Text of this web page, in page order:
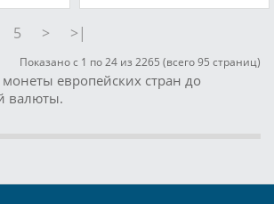
5 > >|
Показано с 1 по 24 из 2265 (всего 95 страниц)
европейских стран до
валюты.